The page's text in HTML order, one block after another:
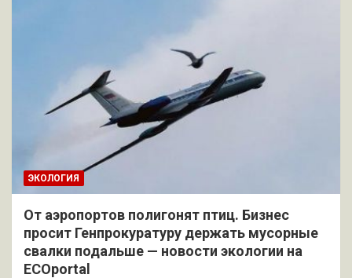
ЭКОЛОГИЯ
От аэропортов полигонят птиц. Бизнес
просит Генпрокуратуру держать мусорные
свалки подальше — новости экологии на
ECOportal